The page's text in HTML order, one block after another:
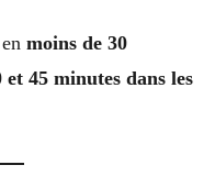
moins de 30
et 45 minutes dans les